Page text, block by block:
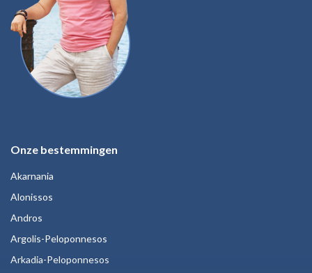
Onze bestemmingen
Akarnania
Alonissos
Andros
Argolis-Peloponnesos
Arkadia-Peloponnesos